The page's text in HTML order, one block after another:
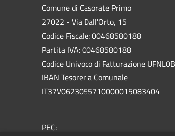
Comune di Casorate Primo
27022 - Via Dall'Orto, 15
Codice Fiscale: 00468580188
Partita IVA: 00468580188
Codice Univoco di Fatturazione UFNL0B
IBAN Tesoreria Comunale
IT37V0623055710000015083404
PEC: